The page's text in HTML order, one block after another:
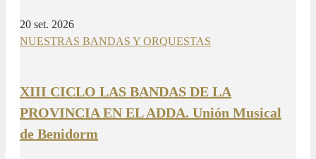
20 set. 2026
NUESTRAS BANDAS Y ORQUESTAS
XIII CICLO LAS BANDAS DE LA
PROVINCIA EN EL ADDA. Unión Musical
de Benidorm